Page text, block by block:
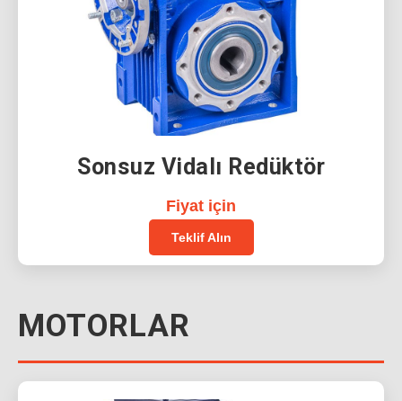
Sonsuz Vidalı Redüktör
Fiyat için
Teklif Alın
MOTORLAR